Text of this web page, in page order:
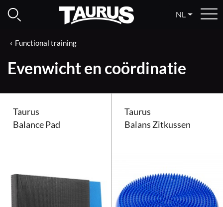
NL
Functional training
Evenwicht en coördinatie
Taurus
Balance Pad
Taurus
Balans Zitkussen